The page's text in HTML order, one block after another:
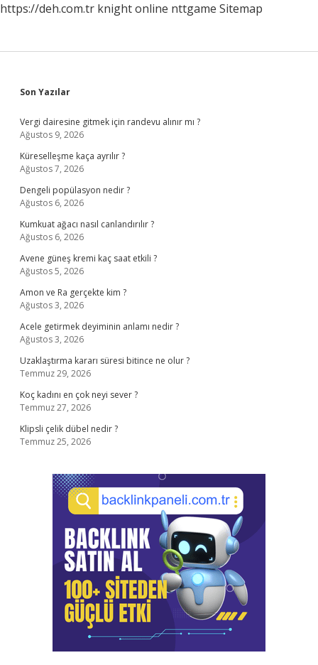
https://deh.com.tr knight online nttgame Sitemap
Sidebar
Son Yazılar
Vergi dairesine gitmek için randevu alınır mı ?
Ağustos 9, 2026
Küreselleşme kaça ayrılır ?
Ağustos 7, 2026
Dengeli popülasyon nedir ?
Ağustos 6, 2026
Kumkuat ağacı nasıl canlandırılır ?
Ağustos 6, 2026
Avene güneş kremi kaç saat etkili ?
Ağustos 5, 2026
Amon ve Ra gerçekte kim ?
Ağustos 3, 2026
Acele getirmek deyiminin anlamı nedir ?
Ağustos 3, 2026
Uzaklaştırma kararı süresi bitince ne olur ?
Temmuz 29, 2026
Koç kadını en çok neyi sever ?
Temmuz 27, 2026
Klipsli çelik dübel nedir ?
Temmuz 25, 2026